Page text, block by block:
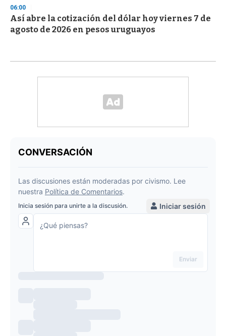
06:00
Así abre la cotización del dólar hoy viernes 7 de
agosto de 2026 en pesos uruguayos